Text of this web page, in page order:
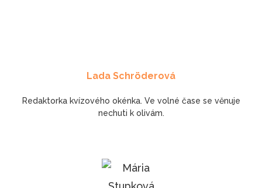
Lada Schröderová
Redaktorka kvízového okénka. Ve volné čase se věnuje
nechuti k olivám.